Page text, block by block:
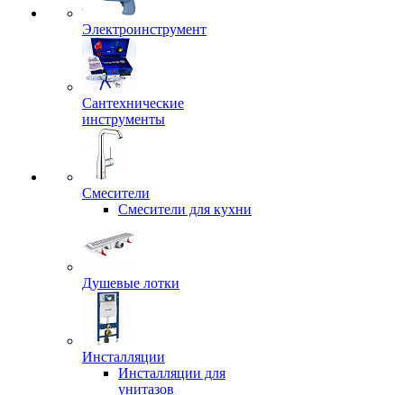
Электроинструмент
Сантехнические
инструменты
Смесители
Смесители для кухни
Душевые лотки
Инсталляции
Инсталляции для
унитазов